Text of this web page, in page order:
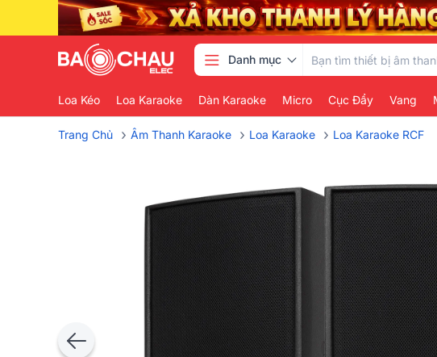
Danh mục
Loa Kéo Loa Karaoke Dàn Karaoke Micro Cục Đẩy Vang
Trang Chủ › Âm Thanh Karaoke › Loa Karaoke › Loa Karaoke RCF